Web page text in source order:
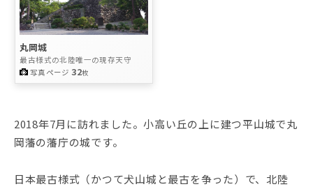
丸岡城
最古様式の北陸唯一の現存天守
写真ページ32枚
2018年7月に訪れました。小高い丘の上に建つ平山城で丸
岡藩の藩庁の城です。
日本最古様式（かつて犬山城と最古を争った）で、北陸